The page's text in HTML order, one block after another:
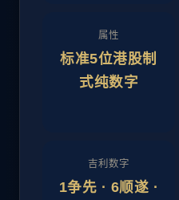
属性
标准5位港股制
式纯数字
吉利数字
1争先 · 6顺遂 ·